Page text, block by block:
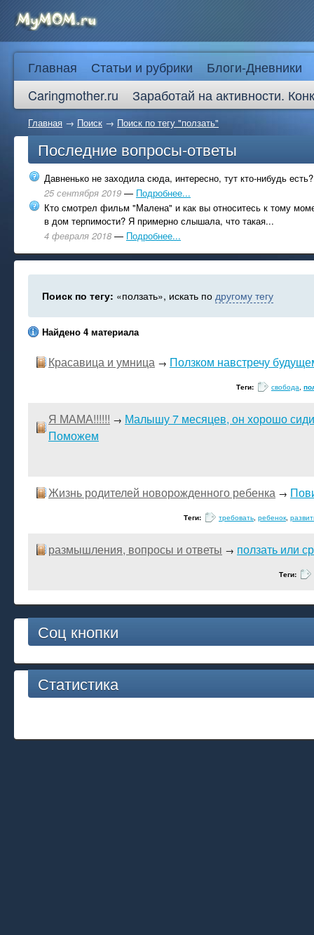
Главная Статьи и рубрики
Блоги-Дневники
Caringmother.ru
Заработай на активности.
Главная → Поиск → Поиск по тегу "ползать"
Последние вопросы-ответы
Давненько не заходила сюда, интересно, тут кто-нибудь есть?
25 сентября 2019 — Подробнее...
Кто смотрел фильм "Малена" и как вы относитесь к тому
в дом терпимости? Я примерно слышала, что такая...
4 февраля 2018 — Подробнее...
Поиск по тегу: «ползать», искать по другому тегу
Найдено 4 материала
Красавица и умница → Ползком навстречу
Теги: свобода,
Я МАМА!!!!!! → Малышу 7 месяцев, он хорошо
Поможем
Жизнь родителей новорожденного ребенка →
Теги: требовать, ребенок,
размышления, вопросы и ответы → ползать или
Теги:
Соц кнопки
Статистика